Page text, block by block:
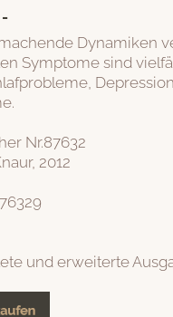
Dynamiken
Symptome sind
Nr.87632
2012
und erweiterte